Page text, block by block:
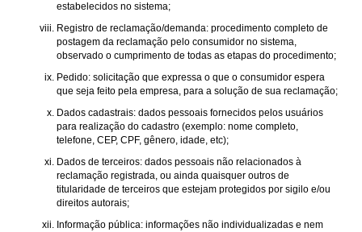
estabelecidos no sistema;
Registro de reclamação/demanda: procedimento completo de
postagem da reclamação pelo consumidor no sistema,
observado o cumprimento de todas as etapas do procedimento;
Pedido: solicitação que expressa o que o consumidor espera
que seja feito pela empresa, para a solução de sua reclamação;
Dados cadastrais: dados pessoais fornecidos pelos usuários
para realização do cadastro (exemplo: nome completo,
telefone, CEP, CPF, gênero, idade, etc);
Dados de terceiros: dados pessoais não relacionados à
reclamação registrada, ou ainda quaisquer outros de
titularidade de terceiros que estejam protegidos por sigilo e/ou
direitos autorais;
Informação pública: informações não individualizadas e nem